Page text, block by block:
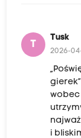
T
Tusk
2026-
wobec
i